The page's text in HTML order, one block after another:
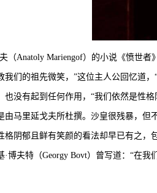
Anatoly Mariengof）的小说《愤世者
们的祖先微笑，”这位主人公回忆道
没有起到任何作用，“我们依然是性格
里延戈夫所杜撰。沙皇很残暴，但
郁且鲜有笑颜的看法却早已有之，包
夫特（Georgy Bovt）曾写道：“在我